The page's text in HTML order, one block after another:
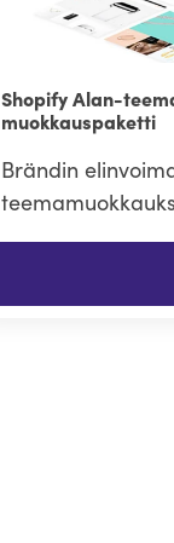
Shopify Alan-
muokkauspaketti
Brändin